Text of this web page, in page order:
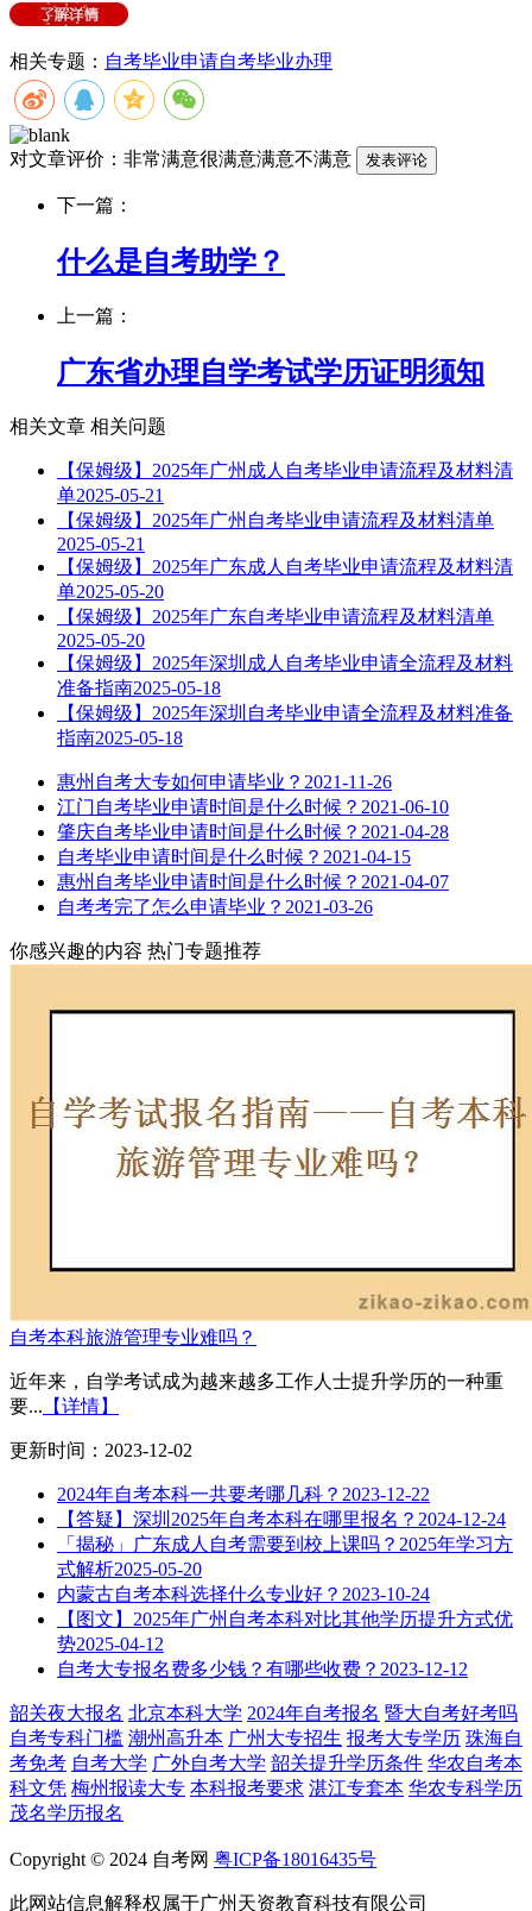
相关专题： 自考毕业申请自考毕业办理
对文章评价： 非常满意很满意满意不满意
下一篇：
什么是自考助学？
上一篇：
广东省办理自学考试学历证明须知
相关文章 相关问题
【保姆级】2025年广州成人自考毕业申请流程及材料清
单2025-05-21
【保姆级】2025年广州自考毕业申请流程及材料清单
2025-05-21
【保姆级】2025年广东成人自考毕业申请流程及材料清
单2025-05-20
【保姆级】2025年广东自考毕业申请流程及材料清单
2025-05-20
【保姆级】2025年深圳成人自考毕业申请全流程及材料
准备指南2025-05-18
【保姆级】2025年深圳自考毕业申请全流程及材料准备
指南2025-05-18
惠州自考大专如何申请毕业？ 2021-11-26
江门自考毕业申请时间是什么时候？ 2021-06-10
肇庆自考毕业申请时间是什么时候？ 2021-04-28
自考毕业申请时间是什么时候？ 2021-04-15
惠州自考毕业申请时间是什么时候？ 2021-04-07
自考考完了怎么申请毕业？ 2021-03-26
你感兴趣的内容 热门专题推荐
自考本科旅游管理专业难吗？
近年来，自学考试成为越来越多工作人士提升学历的一种重
要... 【详情】
更新时间：2023-12-02
2024年自考本科一共要考哪几科？ 2023-12-22
【答疑】深圳2025年自考本科在哪里报名？ 2024-12-24
「揭秘」广东成人自考需要到校上课吗？2025年学习方
式解析2025-05-20
内蒙古自考本科选择什么专业好？ 2023-10-24
【图文】2025年广州自考本科对比其他学历提升方式优
势2025-04-12
自考大专报名费多少钱？有哪些收费？ 2023-12-12
韶关夜大报名 北京本科大学 2024年自考报名 暨大自考好考吗
自考专科门槛 潮州高升本 广州大专招生 报考大专学历 珠海自
考免考 自考大学 广外自考大学 韶关提升学历条件 华农自考本
科文凭 梅州报读大专 本科报考要求 湛江专套本 华农专科学历
茂名学历报名
Copyright © 2024 自考网 粤ICP备18016435号
此网站信息解释权属于广州天资教育科技有限公司